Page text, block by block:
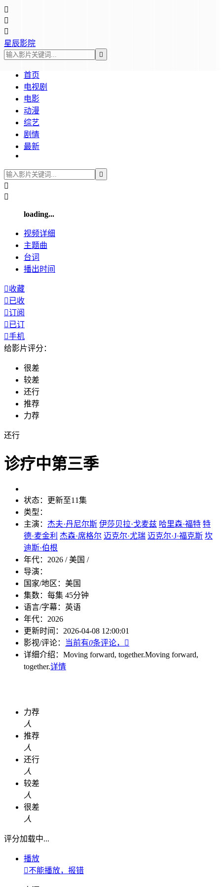



星辰影院

首页
电视剧
电影
动漫
综艺
剧情
最新



loading...
视频详细
主题曲
台词
播出时间
收藏
已收
订阅
已订
手机
给影片评分：
很差
较差
还行
推荐
力荐
还行
诊疗中第三季
状态：
更新至11集
类型：
主演： 杰夫·丹尼尔斯 伊莎贝拉·戈麦兹 哈里森·福特 特
德·麦金利 杰森·席格尔 迈克尔·尤瑞 迈克尔·J·福克斯 坎
迪斯·伯根
年代： 2026 / 美国 /
导演：
国家/地区： 美国
集数： 每集 45分钟
语言/字幕： 英语
年代： 2026
更新时间： 2026-04-08 12:00:01
影视/评论：
当前有0条评论，

详细介绍： Moving forward, together.Moving forward,
together.详情
力荐
人
推荐
人
还行
人
较差
人
很差
人
评分加载中...
播放
不能播放，报错